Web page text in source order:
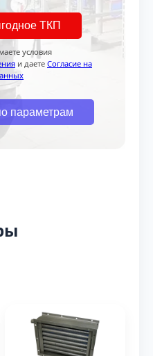
ТКП
условия
и даете Согласие на
параметрам